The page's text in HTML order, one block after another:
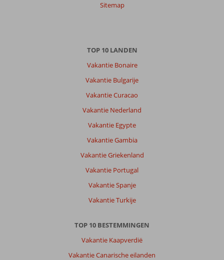
Sitemap
TOP 10 LANDEN
Vakantie Bonaire
Vakantie Bulgarije
Vakantie Curacao
Vakantie Nederland
Vakantie Egypte
Vakantie Gambia
Vakantie Griekenland
Vakantie Portugal
Vakantie Spanje
Vakantie Turkije
TOP 10 BESTEMMINGEN
Vakantie Kaapverdië
Vakantie Canarische eilanden